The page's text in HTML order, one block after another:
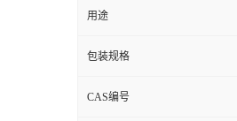
用途
包装规格
CAS编号